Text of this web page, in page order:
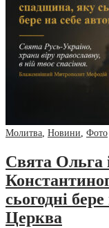
Молитва, Новини, Фото
Свята Ольга
сьогодні
Церква